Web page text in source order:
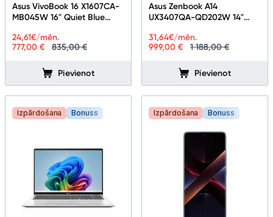
Asus VivoBook 16 X1607CA-
MB045W 16" Quiet Blue
777,00 €
835,00 €
24,61€/mēn.
Pievienot
Asus Zenbook A14
UX3407QA-QD202W 14"
M00E30
999,00 € 1 188,00 €
31,64€/mēn.
Pievienot
Izpārdošana Bonuss Izpārdošana Bonuss